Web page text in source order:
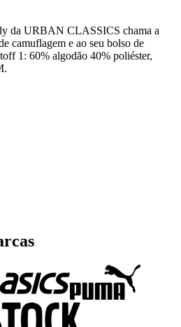
da URBAN CLASSICS chama a
camuflagem e ao seu bolso de
1: 60% algodão 40% poliéster,